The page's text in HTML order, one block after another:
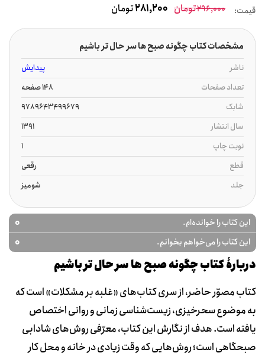
قیمت: 296,000تومان 281,200تومان
مشخصات کتاب چگونه صبح ها سر حال تر باشیم
ناشر
پیدایش
تعداد صفحات
148 صفحه
شابک
9789643499679
سال انتشار
1391
نوبت چاپ
1
قطع
رقعی
جلد
شومیز
این کتاب را خوانده‌ام. 0
این کتاب را می‌خواهم بخوانم. 0
دربارۀ کتاب چگونه صبح ها سر حال تر باشیم
کتاب مصوّر حاضر، از سری کتاب‌های «غلبه بر مشکلات» است که
به موضوع سحرخیزی، زیست‌شناسی زمانی و روانی اختصاص
یافته است. هدف از نگارش این کتاب، معرّفی روش‌های شادابی
صبحگاهی است؛ روش‌هایی که وقت زیادی در خانه و محل کار